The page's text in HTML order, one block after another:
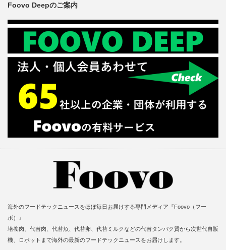
Foovo Deepのご案内
海外のフードテックニュースをほぼ毎日お届けする専門メディア『Foovo（フー
ボ）』
培養肉、代替肉、代替魚、代替卵、代替ミルクなどの代替タンパク質から次世代自販
機、ロボットまで海外の最新のフードテックニュースをお届けします。